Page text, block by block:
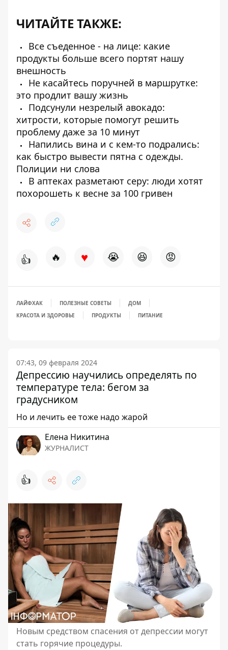
ЧИТАЙТЕ ТАКЖЕ:
Все съеденное - на лице: какие
продукты больше всего портят нашу
внешность
Не касайтесь поручней в маршрутке:
это продлит вашу жизнь
Подсунули незрелый авокадо:
хитрости, которые помогут решить
проблему даже за 10 минут
Напились вина и с кем-то подрались:
как быстро вывести пятна с одежды.
Полиции ни слова
В аптеках разметают серу: люди хотят
похорошеть к весне за 100 гривен
👍 🔥 ♥ 😭 😆 😡
ЛАЙФХАК ПОЛЕЗНЫЕ СОВЕТЫ
ДОМ
КРАСОТА И ЗДОРОВЬЕ
ПРОДУКТЫ ПИТАНИЕ
07:43, 09 февраля 2024
Депрессию научились определять по
температуре тела: бегом за
градусником
Но и лечить ее тоже надо жарой
Елена Никитина
ЖУРНАЛИСТ
👍
Новым средством спасения от депрессии могут
стать горячие процедуры.